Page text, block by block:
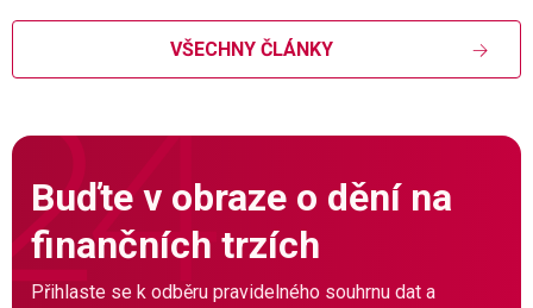
VŠECHNY ČLÁNKY
Buďte v obraze o dění na
finančních trzích
Přihlaste se k odběru pravidelného souhrnu dat a